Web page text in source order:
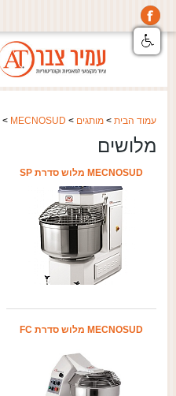
עמוד הבית> מותגים >
MECNOSUD
>
מלושים
MECNOSUD מלוש סדרת SP
MECNOSUD מלוש סדרת FC